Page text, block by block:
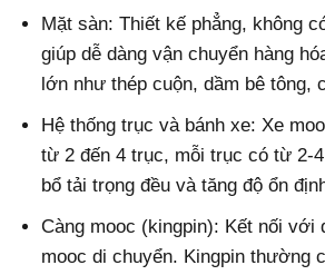
Mặt sàn: Thiết kế phẳng, không
giúp dễ dàng vận chuyển hàng
lớn như thép cuộn, dầm bê tông,
Hệ thống trục và bánh xe: Xe
từ 2 đến 4 trục, mỗi trục có từ 2-
bổ tải trọng đều và tăng độ ổn
Càng mooc (kingpin): Kết nối với
mooc di chuyển. Kingpin thường